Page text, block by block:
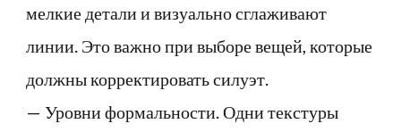
мелкие детали и визуально сглаживают
линии. Это важно при выборе вещей, которые
должны корректировать силуэт.
— Уровни формальности. Одни текстуры